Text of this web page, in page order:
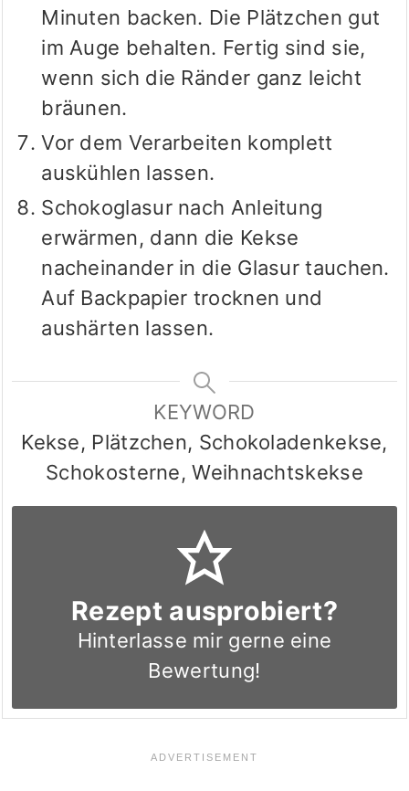
Minuten backen. Die Plätzchen gut
im Auge behalten. Fertig sind sie,
wenn sich die Ränder ganz leicht
bräunen.
Vor dem Verarbeiten komplett
auskühlen lassen.
Schokoglasur nach Anleitung
erwärmen, dann die Kekse
nacheinander in die Glasur tauchen.
Auf Backpapier trocknen und
aushärten lassen.
KEYWORD
Kekse, Plätzchen, Schokoladenkekse,
Schokosterne, Weihnachtskekse
Rezept ausprobiert?
Hinterlasse mir gerne eine
Bewertung!